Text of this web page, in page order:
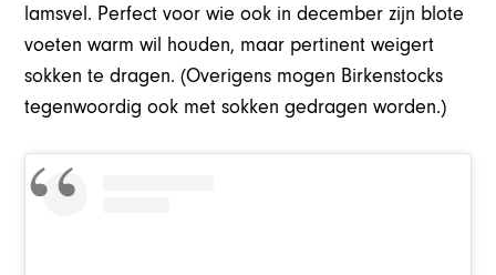
lamsvel. Perfect voor wie ook in december zijn blote
voeten warm wil houden, maar pertinent weigert
sokken te dragen. (Overigens mogen Birkenstocks
tegenwoordig ook met sokken gedragen worden.)